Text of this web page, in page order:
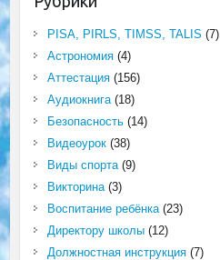
PISA, PIRLS, TIMSS, TALIS (7)
Астрономия(4)
Аттестация(156)
Аудиокнига(18)
Безопасность(14)
Видеоурок(38)
Виды спорта(9)
Викторина(3)
Воспитание ребёнка(23)
Директору школы(12)
Должностная инструкция(7)